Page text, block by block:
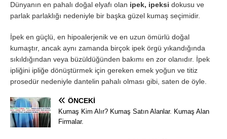
Dünyanın en pahalı doğal elyafı olan ipek, ipeksi dokusu ve
parlak parlaklığı nedeniyle bir başka güzel kumaş seçimidir.
İpek en güçlü, en hipoalerjenik ve en uzun ömürlü doğal
kumaştır, ancak aynı zamanda birçok ipek örgü yıkandığında
sıkıldığından veya büzüldüğünden bakımı en zor olanıdır. İpek
ipliğini ipliğe dönüştürmek için gereken emek yoğun ve titiz
prosedür nedeniyle dantelin pahalı olması gibi, saten de öyle.
ÖNCEKI
Kumaş Kim Alır? Kumaş Satın Alanlar. Kumaş Alan
Firmalar.